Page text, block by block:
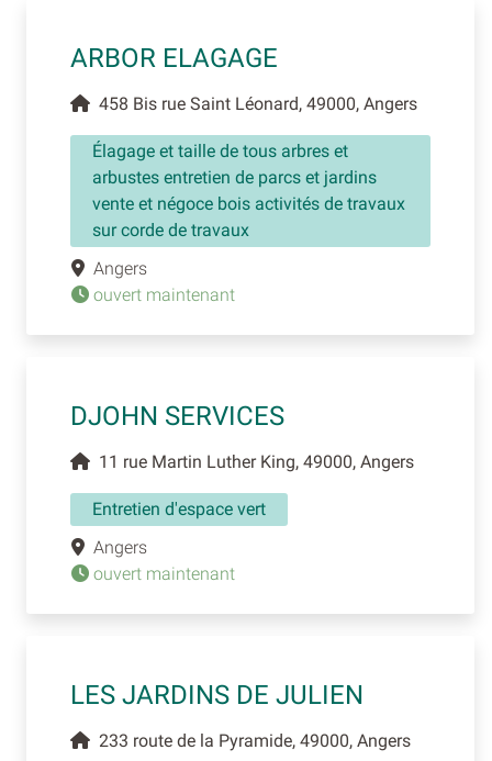
ARBOR ELAGAGE
458 Bis rue Saint Léonard, 49000, Angers
Élagage et taille de tous arbres et
arbustes entretien de parcs et jardins
vente et négoce bois activités de travaux
sur corde de travaux
Angers
ouvert maintenant
DJOHN SERVICES
11 rue Martin Luther King, 49000, Angers
Entretien d'espace vert
Angers
ouvert maintenant
LES JARDINS DE JULIEN
233 route de la Pyramide, 49000, Angers